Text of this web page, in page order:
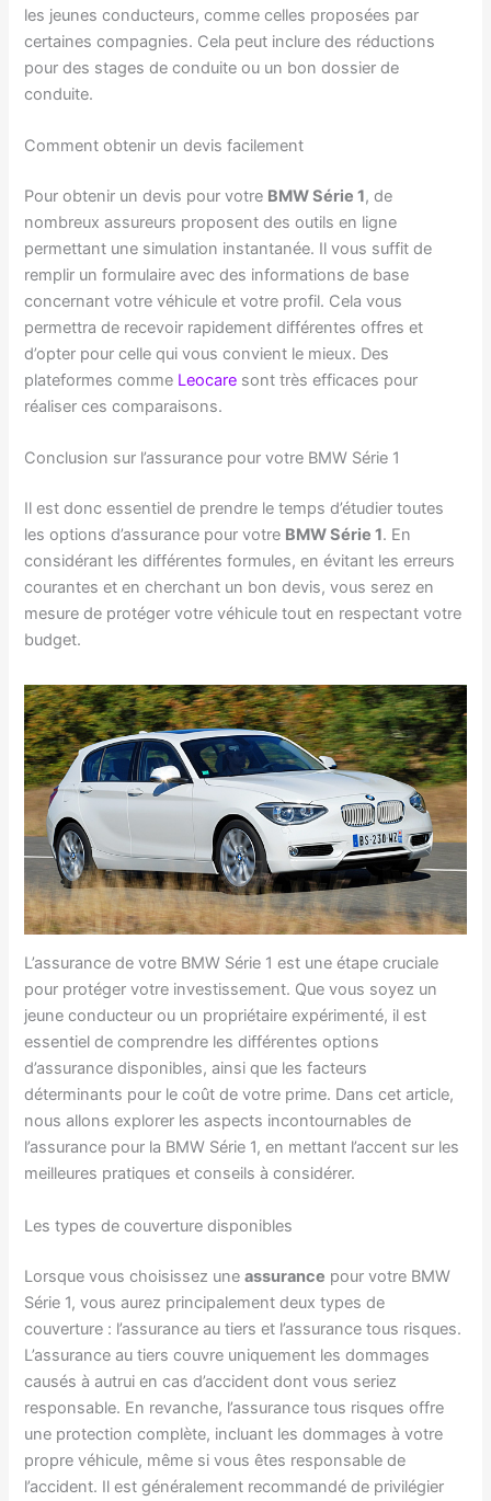
les jeunes conducteurs, comme celles proposées par
certaines compagnies. Cela peut inclure des réductions
pour des stages de conduite ou un bon dossier de
conduite.
Comment obtenir un devis facilement
Pour obtenir un devis pour votre BMW Série 1, de
nombreux assureurs proposent des outils en ligne
permettant une simulation instantanée. Il vous suffit de
remplir un formulaire avec des informations de base
concernant votre véhicule et votre profil. Cela vous
permettra de recevoir rapidement différentes offres et
d’opter pour celle qui vous convient le mieux. Des
plateformes comme Leocare sont très efficaces pour
réaliser ces comparaisons.
Conclusion sur l’assurance pour votre BMW Série 1
Il est donc essentiel de prendre le temps d’étudier toutes
les options d’assurance pour votre BMW Série 1. En
considérant les différentes formules, en évitant les erreurs
courantes et en cherchant un bon devis, vous serez en
mesure de protéger votre véhicule tout en respectant votre
budget.
L’assurance de votre BMW Série 1 est une étape cruciale
pour protéger votre investissement. Que vous soyez un
jeune conducteur ou un propriétaire expérimenté, il est
essentiel de comprendre les différentes options
d’assurance disponibles, ainsi que les facteurs
déterminants pour le coût de votre prime. Dans cet article,
nous allons explorer les aspects incontournables de
l’assurance pour la BMW Série 1, en mettant l’accent sur les
meilleures pratiques et conseils à considérer.
Les types de couverture disponibles
Lorsque vous choisissez uneassurance pour votre BMW
Série 1, vous aurez principalement deux types de
couverture : l’assurance au tiers et l’assurance tous risques.
L’assurance au tiers couvre uniquement les dommages
causés à autrui en cas d’accident dont vous seriez
responsable. En revanche, l’assurance tous risques offre
une protection complète, incluant les dommages à votre
propre véhicule, même si vous êtes responsable de
l’accident. Il est généralement recommandé de privilégier